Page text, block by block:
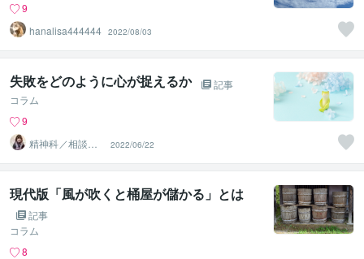
9
hanalisa444444 2022/08/03
失敗をどのように心が捉えるか
記事
コラム
9
精神科／相談員
＊ 峰川みゆう
2022/06/22
現代版「風が吹くと桶屋が儲かる」とは
記事
コラム
8